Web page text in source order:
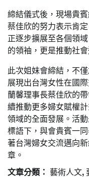
締結儀式後，現場貴
蔡佳欣的努力表示肯
正逐步擴展至各個領
的領袖，更是推動社
此次姐妹會締結，不
展現出台灣女性在國
蘭馨理事長蔡佳欣的
續推動更多婦女賦權
領域的全面發展。活
標語下，與會貴賓一
著台灣婦女交流邁向
章。
文章分類： 藝術人文,